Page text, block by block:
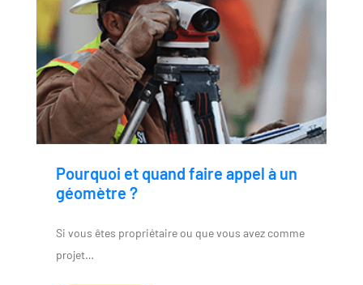
Pourquoi et quand faire appel à un
géomètre ?
Si vous êtes propriétaire ou que vous avez comme
projet…